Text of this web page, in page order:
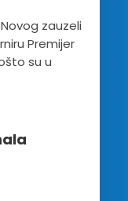
zauzeli
Premijer
su u